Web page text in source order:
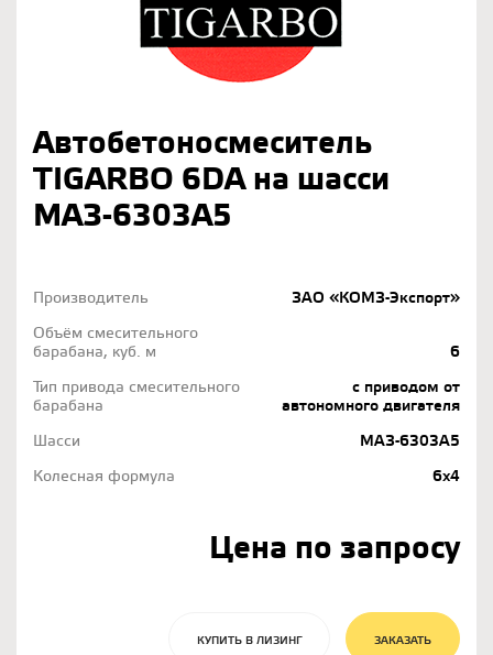
Автобетоносмеситель
TIGARBO 6DA на шасси
МАЗ-6303А5
Производитель
ЗАО «КОМЗ-Экспорт»
Объём смесительного
барабана, куб. м
6
Тип привода смесительного
барабана
с приводом от
автономного двигателя
Шасси
МАЗ-6303А5
Колесная формула
6х4
Цена по запросу
КУПИТЬ В ЛИЗИНГ ЗАКАЗАТЬ